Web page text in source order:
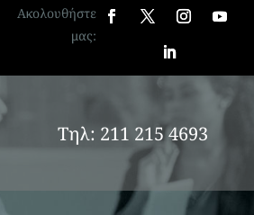
Ακολουθήστε
μας:
Τηλ: 211 215 4693